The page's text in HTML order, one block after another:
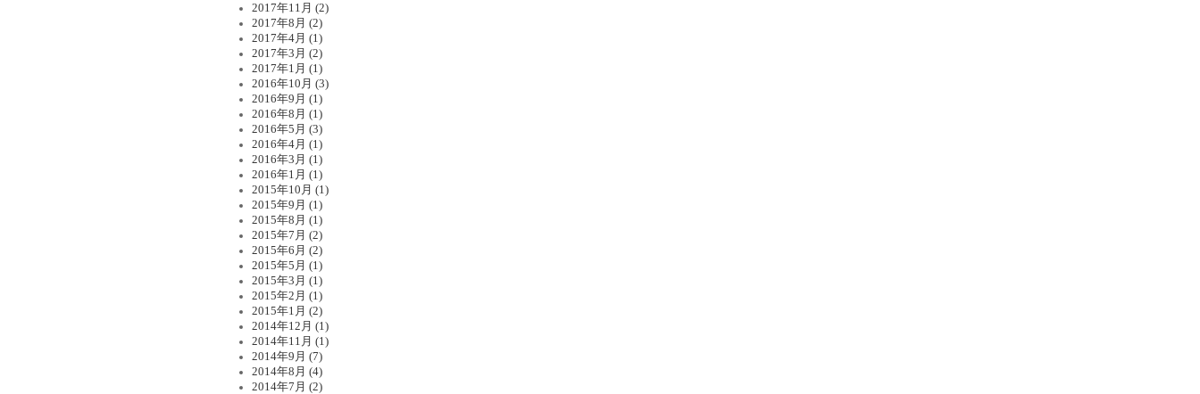
2017年11月 (2)
2017年8月 (2)
2017年4月 (1)
2017年3月 (2)
2017年1月 (1)
2016年10月 (3)
2016年9月 (1)
2016年8月 (1)
2016年5月 (3)
2016年4月 (1)
2016年3月 (1)
2016年1月 (1)
2015年10月 (1)
2015年9月 (1)
2015年8月 (1)
2015年7月 (2)
2015年6月 (2)
2015年5月 (1)
2015年3月 (1)
2015年2月 (1)
2015年1月 (2)
2014年12月 (1)
2014年11月 (1)
2014年9月 (7)
2014年8月 (4)
2014年7月 (2)